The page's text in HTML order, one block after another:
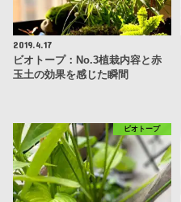
2019.4.17
ビオトープ：No.3植栽内容と赤
玉土の効果を感じた瞬間
ビオトープ